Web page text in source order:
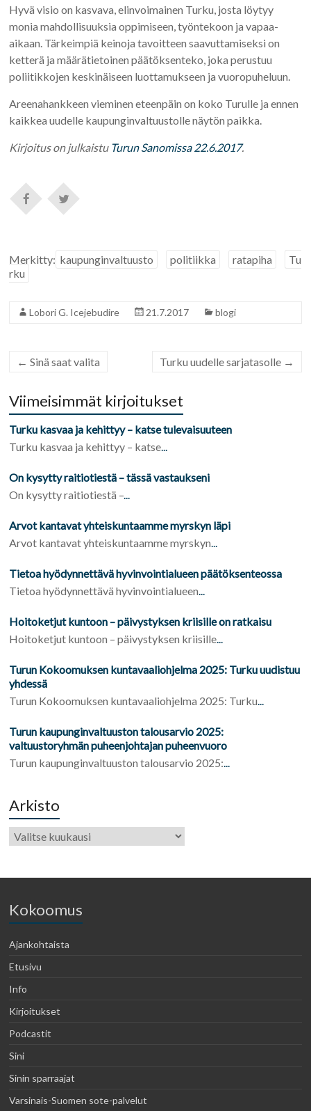
Hyvä visio on kasvava, elinvoimainen Turku, josta löytyy
monia mahdollisuuksia oppimiseen, työntekoon ja vapaa-
aikaan. Tärkeimpiä keinoja tavoitteen saavuttamiseksi on
ketterä ja määrätietoinen päätöksenteko, joka perustuu
poliitikkojen keskinäiseen luottamukseen ja vuoropuheluun.
Areenahankkeen vieminen eteenpäin on koko Turulle ja ennen
kaikkea uudelle kaupunginvaltuustolle näytön paikka.
Kirjoitus on julkaistu Turun Sanomissa 22.6.2017.
Merkitty: kaupunginvaltuusto politiikka ratapiha
Tu
rku
Lobori G. Icejebudire 21.7.2017 blogi
← Sinä saat valita Turku uudelle sarjatasolle →
Viimeisimmät kirjoitukset
Turku kasvaa ja kehittyy – katse tulevaisuuteen
Turku kasvaa ja kehittyy – katse...
On kysytty raitiotiestä – tässä vastaukseni
On kysytty raitiotiestä –...
Arvot kantavat yhteiskuntaamme myrskyn läpi
Arvot kantavat yhteiskuntaamme myrskyn...
Tietoa hyödynnettävä hyvinvointialueen päätöksenteossa
Tietoa hyödynnettävä hyvinvointialueen...
Hoitoketjut kuntoon – päivystyksen kriisille on ratkaisu
Hoitoketjut kuntoon – päivystyksen kriisille...
Turun Kokoomuksen kuntavaaliohjelma 2025: Turku uudistuu
yhdessä
Turun Kokoomuksen kuntavaaliohjelma 2025: Turku...
Turun kaupunginvaltuuston talousarvio 2025:
valtuustoryhmän puheenjohtajan puheenvuoro
Turun kaupunginvaltuuston talousarvio 2025:...
Arkisto
Kokoomus
Ajankohtaista
Etusivu
Info
Kirjoitukset
Podcastit
Sini
Sinin sparraajat
Varsinais-Suomen sote-palvelut